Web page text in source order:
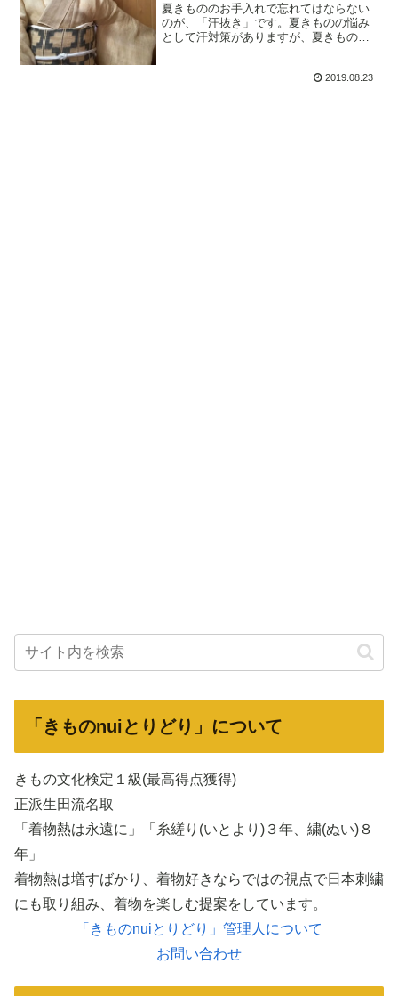
夏きもののお手入れで忘れてはならない
のが、「汗抜き」です。夏きものの悩み
として汗対策がありますが、夏きものに
要になってきますが、「汗抜き」だけで
2019.08.23
「きものnuiとりどり」について
きもの文化検定１級(最高得点獲得)
正派生田流名取
「着物熱は永遠に」「糸縒り(いとより)３年、繍(ぬい)８
年」
着物熱は増すばかり、着物好きならではの視点で日本刺繍
にも取り組み、着物を楽しむ提案をしています。
「きものnuiとりどり」管理人について
お問い合わせ